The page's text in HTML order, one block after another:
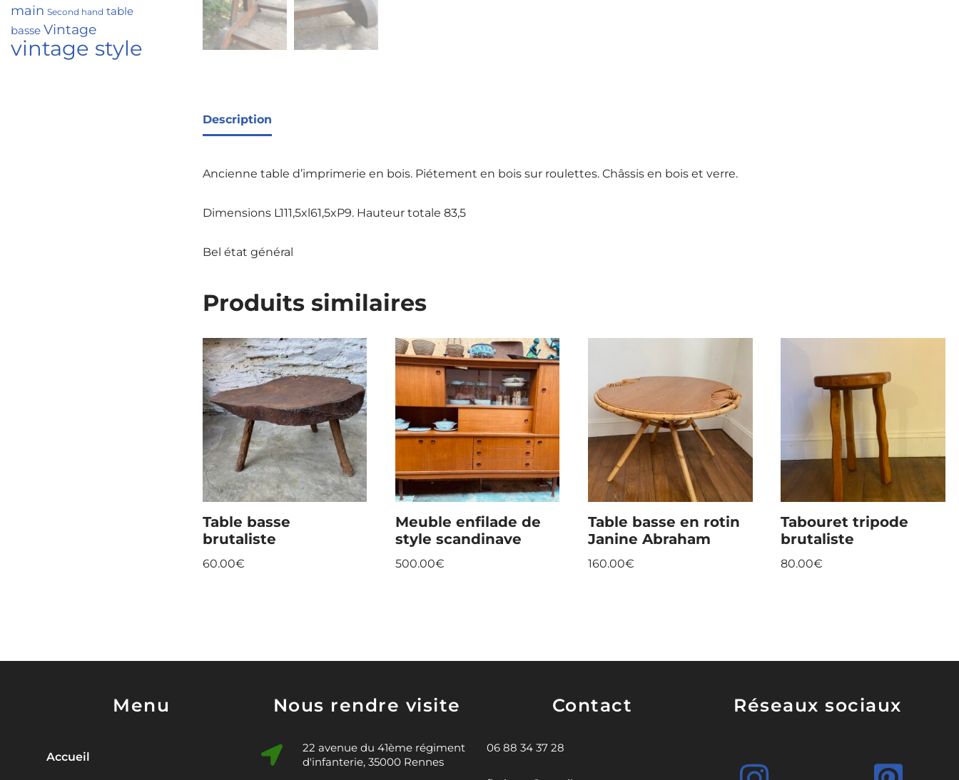
main Second hand table
basse Vintage
vintage style
Description
Ancienne table d’imprimerie en bois. Piétement en bois sur roulettes. Châssis en bois et verre.
Dimensions L111,5xl61,5xP9. Hauteur totale 83,5
Bel état général
Produits similaires
Table basse
brutaliste
60.00€
Meuble enfilade de
style scandinave
500.00€
Table basse en rotin
Janine Abraham
160.00€
Tabouret tripode
brutaliste
80.00€
Menu
Accueil
Nous rendre visite
22 avenue du 41ème régiment
d'infanterie, 35000 Rennes
Contact
06 88 34 37 28
Réseaux sociaux